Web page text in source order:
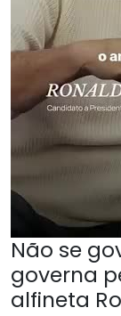
Não se
governa
alfineta